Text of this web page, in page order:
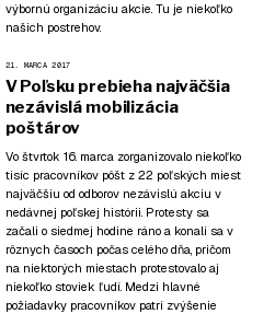
výbornú organizáciu akcie. Tu je niekoľko
našich postrehov.
21. MARCA 2017
V Poľsku prebieha najväčšia
nezávislá mobilizácia
poštárov
Vo štvrtok 16. marca zorganizovalo niekoľko
tisíc pracovníkov pôšt z 22 poľských miest
najväčšiu od odborov nezávislú akciu v
nedávnej poľskej histórii. Protesty sa
začali o siedmej hodine ráno a konali sa v
rôznych časoch počas celého dňa, pričom
na niektorých miestach protestovalo aj
niekoľko stoviek ľudí. Medzi hlavné
požiadavky pracovníkov patrí zvýšenie